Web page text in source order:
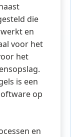
die
en
voor het
het
is een
op
en